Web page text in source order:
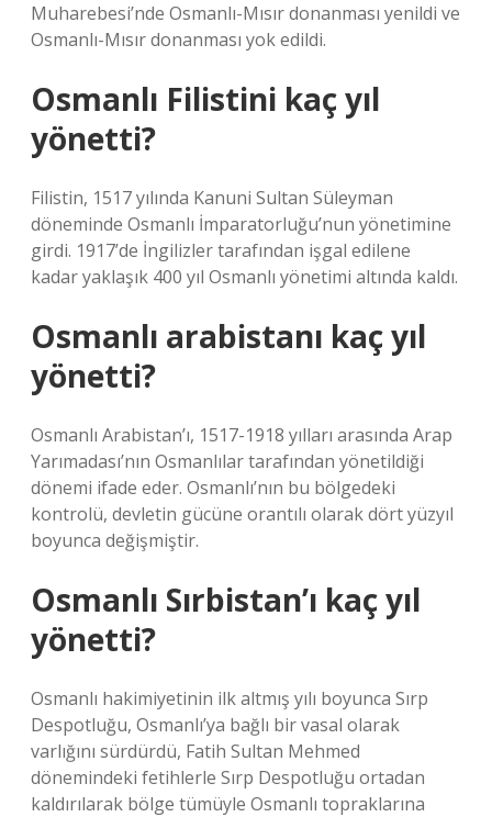
Muharebesi’nde Osmanlı-Mısır donanması yenildi ve
Osmanlı-Mısır donanması yok edildi.
Osmanlı Filistini kaç yıl
yönetti?
Filistin, 1517 yılında Kanuni Sultan Süleyman
döneminde Osmanlı İmparatorluğu’nun yönetimine
girdi. 1917’de İngilizler tarafından işgal edilene
kadar yaklaşık 400 yıl Osmanlı yönetimi altında kaldı.
Osmanlı arabistanı kaç yıl
yönetti?
Osmanlı Arabistan’ı, 1517-1918 yılları arasında Arap
Yarımadası’nın Osmanlılar tarafından yönetildiği
dönemi ifade eder. Osmanlı’nın bu bölgedeki
kontrolü, devletin gücüne orantılı olarak dört yüzyıl
boyunca değişmiştir.
Osmanlı Sırbistan’ı kaç yıl
yönetti?
Osmanlı hakimiyetinin ilk altmış yılı boyunca Sırp
Despotluğu, Osmanlı’ya bağlı bir vasal olarak
varlığını sürdürdü, Fatih Sultan Mehmed
dönemindeki fetihlerle Sırp Despotluğu ortadan
kaldırılarak bölge tümüyle Osmanlı topraklarına